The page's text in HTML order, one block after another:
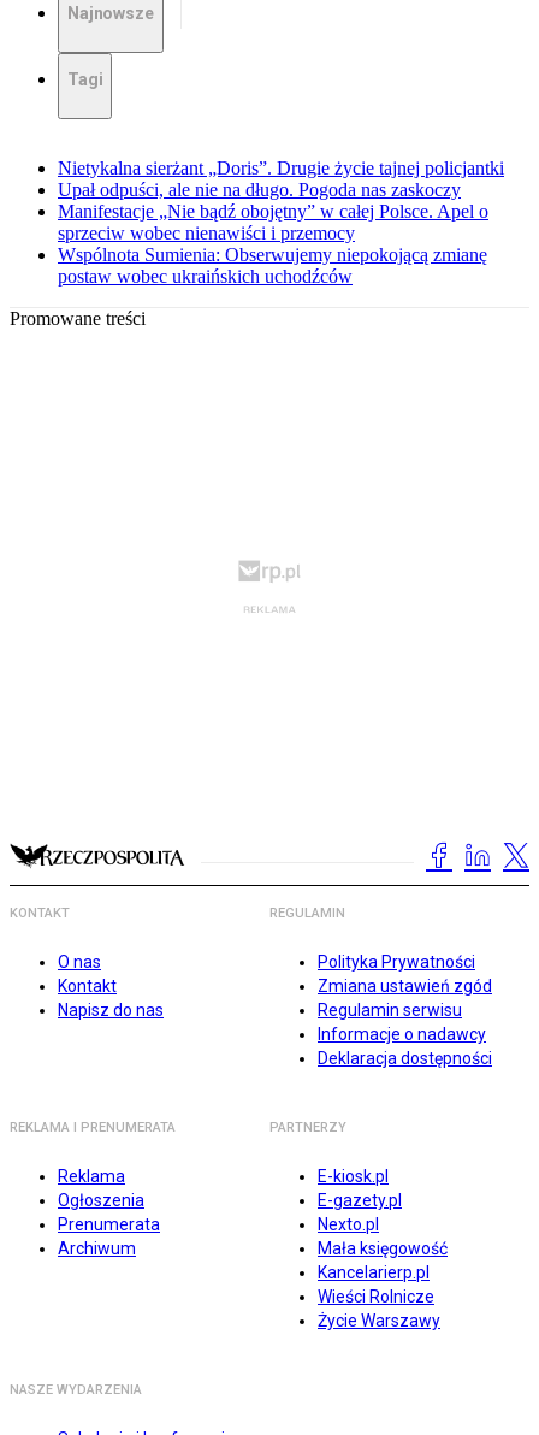
Najnowsze
Tagi
Nietykalna sierżant „Doris”. Drugie życie tajnej policjantki
Upał odpuści, ale nie na długo. Pogoda nas zaskoczy
Manifestacje „Nie bądź obojętny” w całej Polsce. Apel o
sprzeciw wobec nienawiści i przemocy
Wspólnota Sumienia: Obserwujemy niepokojącą zmianę
postaw wobec ukraińskich uchodźców
Promowane treści
KONTAKT
O nas
Kontakt
Napisz do nas
REGULAMIN
Polityka Prywatności
Zmiana ustawień zgód
Regulamin serwisu
Informacje o nadawcy
Deklaracja dostępności
REKLAMA I PRENUMERATA
Reklama
Ogłoszenia
Prenumerata
Archiwum
PARTNERZY
E-kiosk.pl
E-gazety.pl
Nexto.pl
Mała księgowość
Kancelarierp.pl
Wieści Rolnicze
Życie Warszawy
NASZE WYDARZENIA